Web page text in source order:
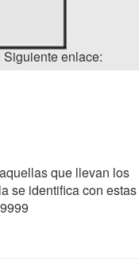
enlace:
que llevan los
se identifica con estas